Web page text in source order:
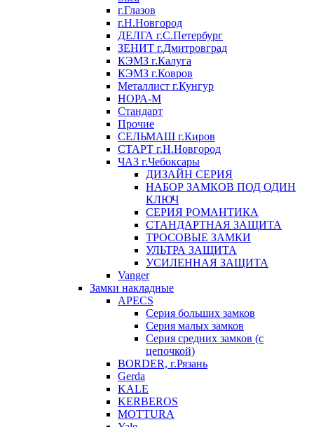
г.Глазов
г.Н.Новгород
ДЕЛГА г.С.Петербург
ЗЕНИТ г.Дмитровград
КЭМЗ г.Калуга
КЭМЗ г.Ковров
Металлист г.Кунгур
НОРА-М
Стандарт
Прочие
СЕЛЬМАШ г.Киров
СТАРТ г.Н.Новгород
ЧАЗ г.Чебоксары
ДИЗАЙН СЕРИЯ
НАБОР ЗАМКОВ ПОД ОДИН
КЛЮЧ
СЕРИЯ РОМАНТИКА
СТАНДАРТНАЯ ЗАЩИТА
ТРОСОВЫЕ ЗАМКИ
УЛЬТРА ЗАЩИТА
УСИЛЕННАЯ ЗАЩИТА
Vanger
Замки накладные
APECS
Серия больших замков
Серия малых замков
Серия средних замков (с
цепочкой)
BORDER, г.Рязань
Gerda
KALE
KERBEROS
MOTTURA